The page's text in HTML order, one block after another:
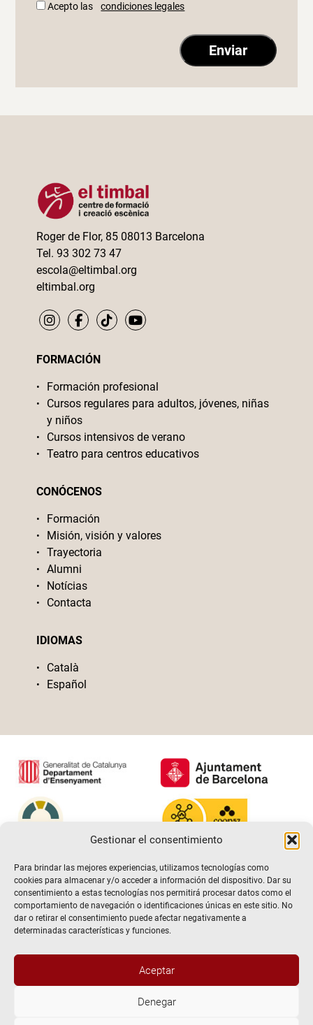
Gestionar el consentimiento
Para brindar las mejores experiencias, utilizamos tecnologías como
cookies para almacenar y/o acceder a información del dispositivo. Dar su
consentimiento a estas tecnologías nos permitirá procesar datos como el
comportamiento de navegación o identificaciones únicas en este sitio. No
dar o retirar el consentimiento puede afectar negativamente a
determinadas características y funciones.
Aceptar
Denegar
Acepto las condiciones legales
Roger de Flor, 85 08013 Barcelona
Tel. 93 302 73 47
escola@eltimbal.org
eltimbal.org
FORMACIÓN
Formación profesional
Cursos regulares para adultos, jóvenes, niñas
y niños
Cursos intensivos de verano
Teatro para centros educativos
CONÓCENOS
Formación
Misión, visión y valores
Trayectoria
Alumni
Notícias
Contacta
IDIOMAS
Català
Español